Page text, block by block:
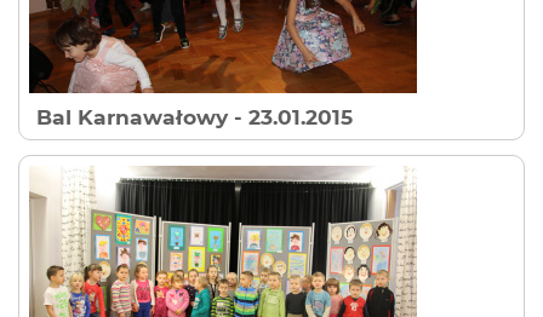
Bal Karnawałowy - 23.01.2015